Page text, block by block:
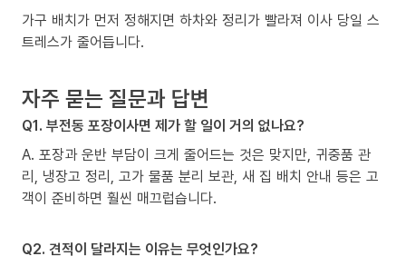
가구 배치가 먼저 정해지면 하차와 정리가 빨라져 이사 당일 스
트레스가 줄어듭니다.
자주 묻는 질문과 답변
Q1. 부전동 포장이사면 제가 할 일이 거의 없나요?
A. 포장과 운반 부담이 크게 줄어드는 것은 맞지만, 귀중품 관
리, 냉장고 정리, 고가 물품 분리 보관, 새 집 배치 안내 등은 고
객이 준비하면 훨씬 매끄럽습니다.
Q2. 견적이 달라지는 이유는 무엇인가요?